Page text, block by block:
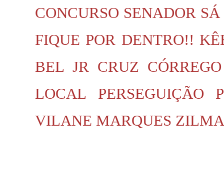
CONCURSO SENADOR SÁ
FIQUE POR DENTRO!!
BEL JR CRUZ CÓRREGO
LOCAL
PERSEGUIÇÃO
VILANE MARQUES